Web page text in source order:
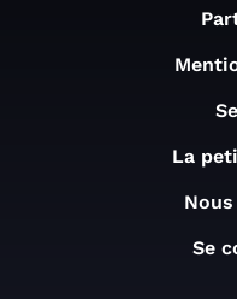
La
Se